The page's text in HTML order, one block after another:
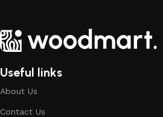
Useful links
About Us
Contact Us